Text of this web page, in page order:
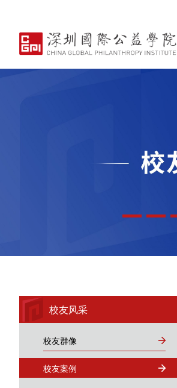
校友风采
校友群像
校友案例